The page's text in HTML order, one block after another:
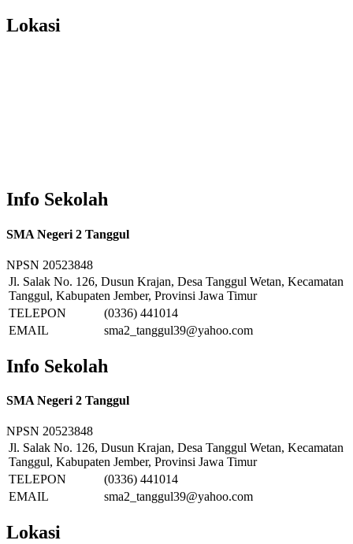
Lokasi
Info Sekolah
SMA Negeri 2 Tanggul
NPSN 20523848
Jl. Salak No. 126, Dusun Krajan, Desa Tanggul Wetan, Kecamatan
Tanggul, Kabupaten Jember, Provinsi Jawa Timur
TELEPON
(0336) 441014
EMAIL
sma2_tanggul39@yahoo.com
Info Sekolah
SMA Negeri 2 Tanggul
NPSN 20523848
Jl. Salak No. 126, Dusun Krajan, Desa Tanggul Wetan, Kecamatan
Tanggul, Kabupaten Jember, Provinsi Jawa Timur
TELEPON
(0336) 441014
EMAIL
sma2_tanggul39@yahoo.com
Lokasi